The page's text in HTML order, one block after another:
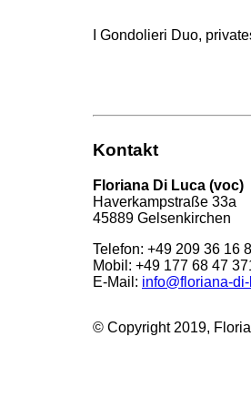
I Gondolieri Duo,
Kontakt
Floriana Di Luca (voc)
Haverkampstraße 33a
45889 Gelsenkirchen
Telefon: +49 209 36 16
Mobil: +49 177 68 47
E-Mail: info@floriana-
© Copyright 2019,